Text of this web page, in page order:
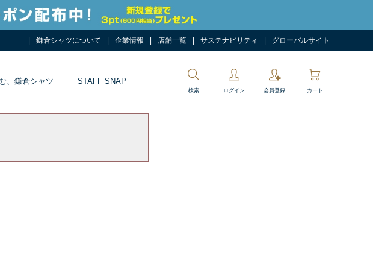
鎌倉シャツについて 企業情報 店舗一覧 サステナビリティ グローバルサイト
、鎌倉シャツ STAFF SNAP
検索 ログイン 会員登録 カート